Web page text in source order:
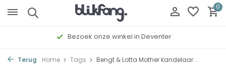
0
Bezoek onze winkel in Deventer
Terug Home Tags Bengt & Lotta Mother kandelaar...